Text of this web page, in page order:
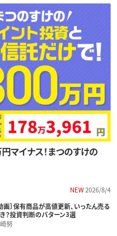
マイナス！まつのすけの
NEW2026/8/4
画］保有商品が高値更新、いったん売る
？投資判断のパターン3選
努